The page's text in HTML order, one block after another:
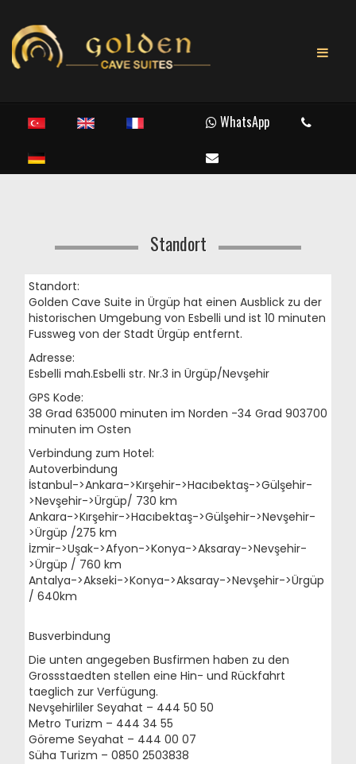
WhatsApp
Standort
Standort:
Golden Cave Suite in Ürgüp hat einen Ausblick zu der
historischen Umgebung von Esbelli und ist 10 minuten
Fussweg von der Stadt Ürgüp entfernt.
Adresse:
Esbelli mah.Esbelli str. Nr.3 in Ürgüp/Nevşehir
GPS Kode:
38 Grad 635000 minuten im Norden -34 Grad 903700
minuten im Osten
Verbindung zum Hotel:
Autoverbindung
İstanbul->Ankara->Kırşehir->Hacıbektaş->Gülşehir-
>Nevşehir->Ürgüp/ 730 km
Ankara->Kırşehir->Hacıbektaş->Gülşehir->Nevşehir-
>Ürgüp /275 km
İzmir->Uşak->Afyon->Konya->Aksaray->Nevşehir-
>Ürgüp / 760 km
Antalya->Akseki->Konya->Aksaray->Nevşehir->Ürgüp
/ 640km
Busverbindung
Die unten angegeben Busfirmen haben zu den
Grossstaedten stellen eine Hin- und Rückfahrt
taeglich zur Verfügung.
Nevşehirliler Seyahat – 444 50 50
Metro Turizm – 444 34 55
Göreme Seyahat – 444 00 07
Süha Turizm – 0850 2503838